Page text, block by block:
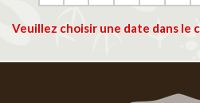
Veuillez choisir une date dans le